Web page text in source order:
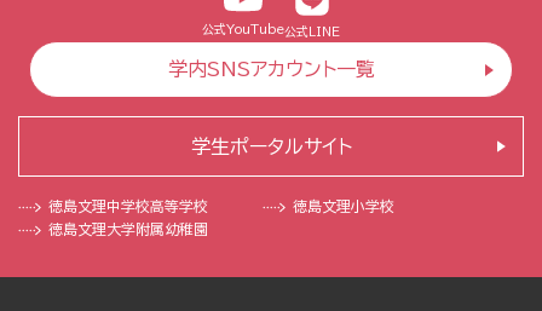
公式YouTube公式LINE
学内SNSアカウント一覧
徳島文理中学校高等学校
徳島文理小学校
徳島文理大学附属幼稚園
学生ポータルサイト